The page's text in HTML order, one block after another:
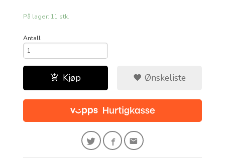
På lager: 11 stk.
Antall
Kjøp Ønskeliste